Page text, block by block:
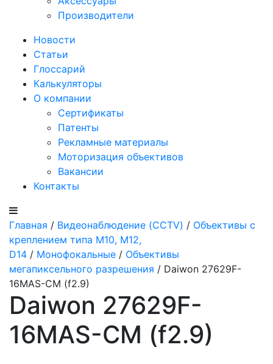
Производители
Новости
Статьи
Глоссарий
Калькуляторы
О компании
Сертификаты
Патенты
Рекламные материалы
Моторизация объективов
Вакансии
Контакты
Главная / Видеонаблюдение (CCTV) / Объективы с
креплением типа M10, M12,
D14 / Монофокальные / Объективы
мегапиксельного разрешения / Daiwon 27629F-
16MAS-CM (f2.9)
Daiwon 27629F-
16MAS-CM (f2.9)